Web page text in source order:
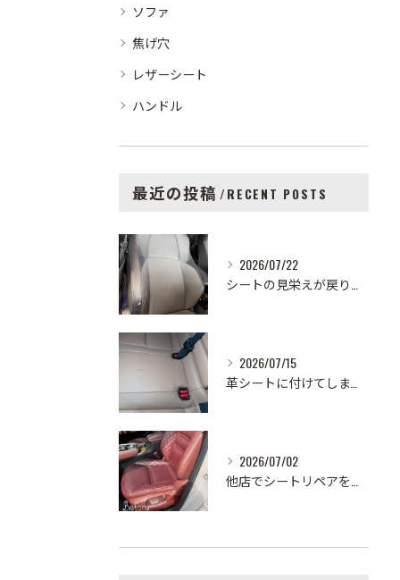
ソファ
焦げ穴
レザーシート
ハンドル
最近の投稿 RECENT POSTS
2026/07/22
2026/07/15
2026/07/02